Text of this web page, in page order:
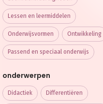
Lessen en leermiddelen
Onderwijsvormen Ontwikkeling
Passend en speciaal onderwijs
onderwerpen
Didactiek Differentiëren